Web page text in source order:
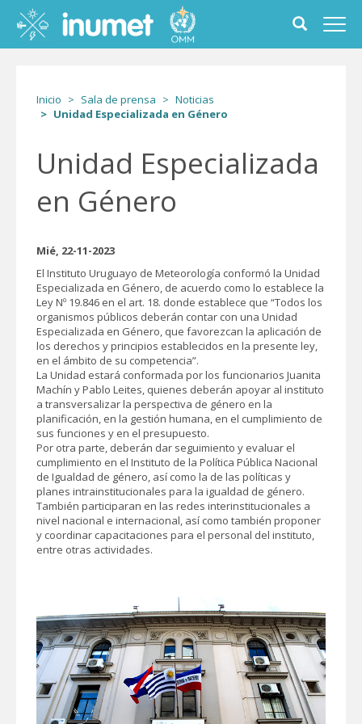
contenido
principal
Toggle
search
form
Inicio Sala de prensa
Noticias
Unidad Especializada en Género
Unidad Especializada
en Género
Mié, 22-11-2023
El Instituto Uruguayo de Meteorología conformó la Unidad
Especializada en Género, de acuerdo como lo establece la
Ley Nº 19.846 en el art. 18. donde establece que “Todos los
organismos públicos deberán contar con una Unidad
Especializada en Género, que favorezcan la aplicación de
los derechos y principios establecidos en la presente ley,
en el ámbito de su competencia”.
La Unidad estará conformada por los funcionarios Juanita
Machín y Pablo Leites, quienes deberán apoyar al instituto
a transversalizar la perspectiva de género en la
planificación, en la gestión humana, en el cumplimiento de
sus funciones y en el presupuesto.
Por otra parte, deberán dar seguimiento y evaluar el
cumplimiento en el Instituto de la Política Pública Nacional
de Igualdad de género, así como la de las políticas y
planes intrainstitucionales para la igualdad de género.
También participaran en las redes interinstitucionales a
nivel nacional e internacional, así como también proponer
y coordinar capacitaciones para el personal del instituto,
entre otras actividades.